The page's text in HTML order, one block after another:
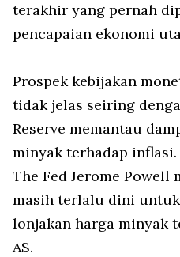
terakhir yang pernah
pencapaian ekonomi
Prospek kebijakan
tidak jelas seiring
Reserve memantau
minyak terhadap
The Fed Jerome Powell
masih terlalu dini
lonjakan harga minyak
AS.